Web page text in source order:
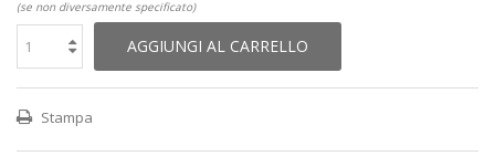
(se non diversamente specificato)
AGGIUNGI AL CARRELLO
Stampa